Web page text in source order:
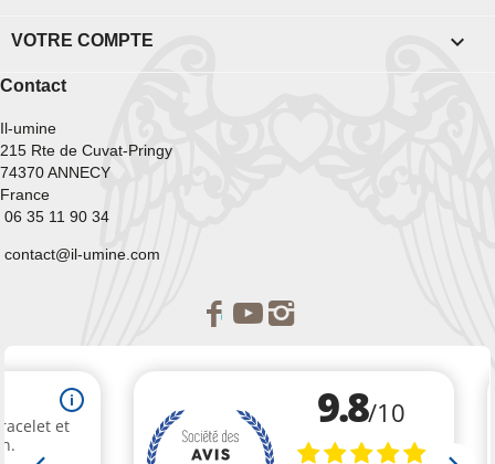
VOTRE COMPTE 
Contact
Il-umine
215 Rte de Cuvat-Pringy
74370 ANNECY
France
06 35 11 90 34
contact@il-umine.com